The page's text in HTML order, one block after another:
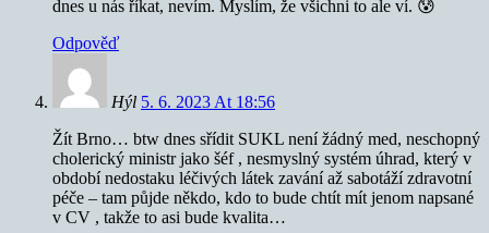
dnes u nás říkat, nevím. Myslím, že všichni to ale ví. 😰
Odpověď
Hýl 5. 6. 2023 At 18:56
Žít Brno… btw dnes sřídit SUKL není žádný med, neschopný
cholerický ministr jako šéf , nesmyslný systém úhrad, který v
období nedostaku léčivých látek zavání až sabotáží zdravotní
péče – tam půjde někdo, kdo to bude chtít mít jenom napsané
v CV , takže to asi bude kvalita…